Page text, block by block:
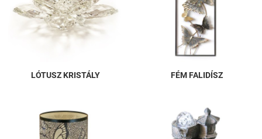
LÓTUSZ KRISTÁLY FÉM FALIDÍSZ